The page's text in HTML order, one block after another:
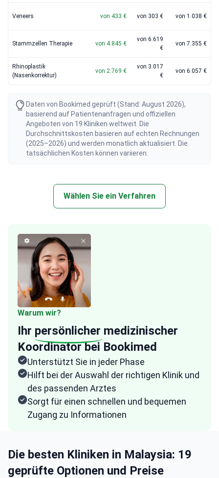
Veneers von 433 € von 303 € von 1.038 €
Stammzellen Therapie von 4.845 €
von 6.619
€
von 7.355 €
Rhinoplastik
(Nasenkorrektur)
von 2.769 €
von 3.017
€
von 6.057 €
Daten von Bookimed geprüft (Stand: August 2026),
basierend auf Patientenanfragen und offiziellen
Angeboten von 19 Kliniken weltweit. Die
Durchschnittskosten basieren auf echten Rechnungen
(2025–2026) und werden monatlich aktualisiert. Die
tatsächlichen Kosten können variieren.
Wählen Sie ein Verfahren
Warum wir?
Ihr persönlicher medizinischer
Koordinator bei Bookimed
Unterstützt Sie in jeder Phase
Hilft bei der Auswahl der richtigen Klinik und
des passenden Arztes
Sorgt für einen schnellen und bequemen
Zugang zu Informationen
Die besten Kliniken in Malaysia: 19
geprüfte Optionen und Preise